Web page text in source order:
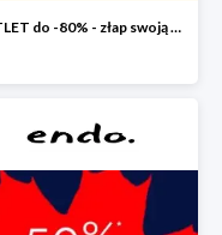
OUTLET do -80% - złap swoją okazję !